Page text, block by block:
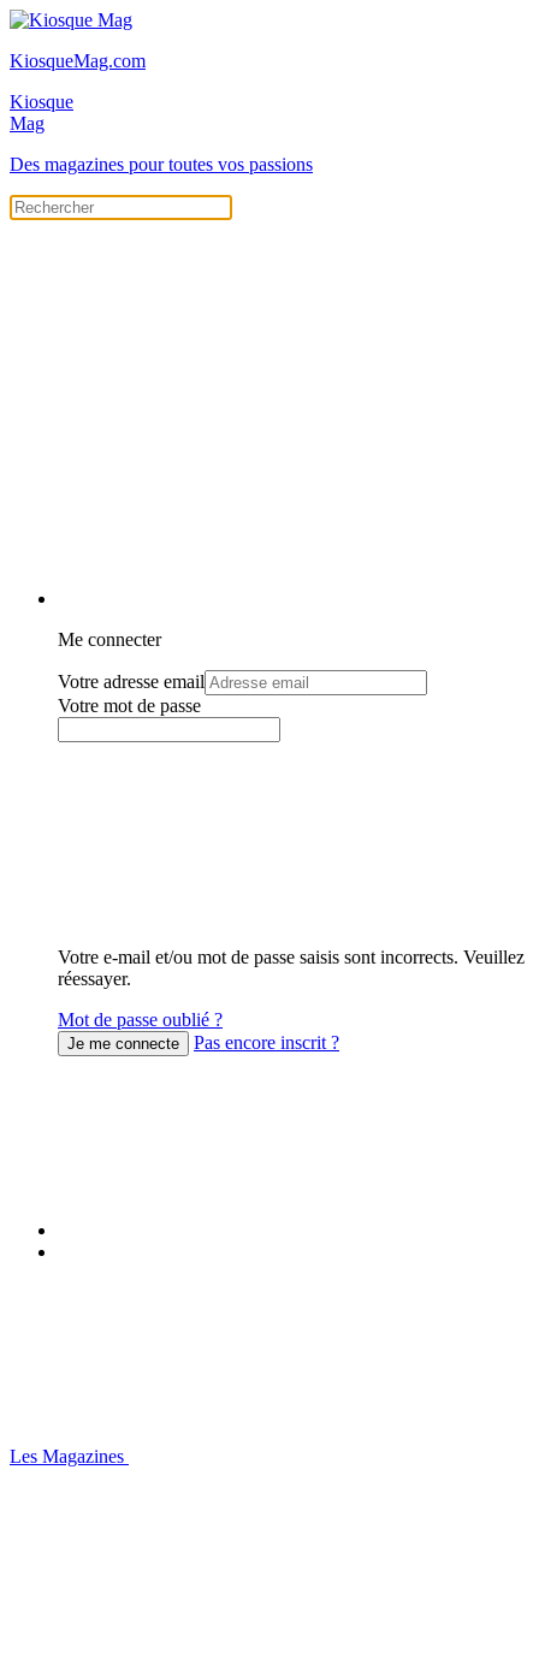
KiosqueMag.com
Kiosque
Mag
Des magazines pour toutes vos passions
Me connecter
Votre adresse email
Votre mot de passe
Votre e-mail et/ou mot de passe saisis sont incorrects. Veuillez
réessayer.
Mot de passe oublié ?
Pas encore inscrit ?
Les Magazines